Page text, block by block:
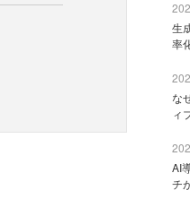
生
率
な
ィ
AI
チ